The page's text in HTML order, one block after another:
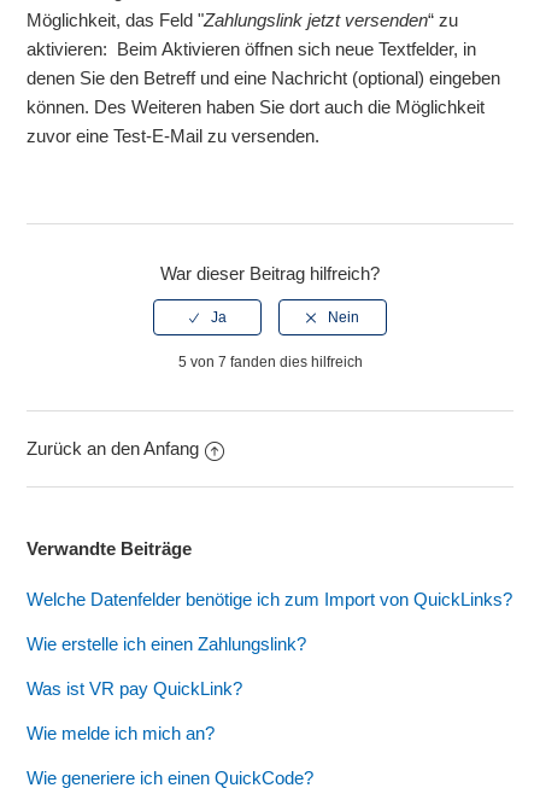
Möglichkeit, das Feld "Zahlungslink jetzt versenden“ zu
aktivieren:
Beim Aktivieren öffnen sich neue Textfelder, in
denen Sie den Betreff und eine Nachricht (optional) eingeben
können. Des Weiteren haben Sie dort auch die Möglichkeit
zuvor eine Test-E-Mail zu versenden.
War dieser Beitrag hilfreich?
5 von 7 fanden dies hilfreich
Zurück an den Anfang
Verwandte Beiträge
Welche Datenfelder benötige ich zum Import von QuickLinks?
Wie erstelle ich einen Zahlungslink?
Was ist VR pay QuickLink?
Wie melde ich mich an?
Wie generiere ich einen QuickCode?